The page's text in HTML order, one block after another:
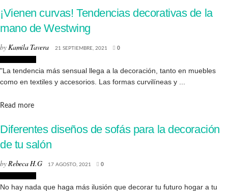
¡Vienen curvas! Tendencias decorativas de la
mano de Westwing
byKamila Tavera 21 SEPTIEMBRE, 2021 0
"La tendencia más sensual llega a la decoración, tanto en muebles
como en textiles y accesorios. Las formas curvilíneas y ...
Read moreDetails
Diferentes diseños de sofás para la decoración
de tu salón
byRebeca H.G 17 AGOSTO, 2021 0
No hay nada que haga más ilusión que decorar tu futuro hogar a tu